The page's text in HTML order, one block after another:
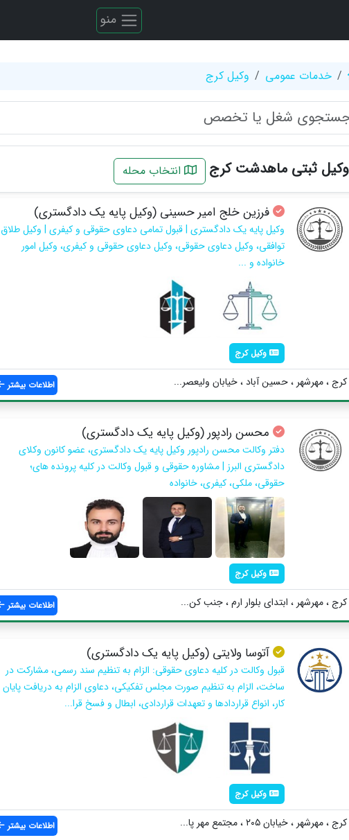
منو
خدمات عمومی وکیل کرج
وکیل ثبتی ماهدشت کرج انتخاب محله
فرزین خلج امیر حسینی (وکیل پایه یک دادگستری)
وکیل پایه یک دادگستری | قبول تمامی دعاوی حقوقی و کیفری | وکیل طلاق
توافقی، وکیل دعاوی حقوقی، وکیل دعاوی حقوقی و کیفری، وکیل امور
خانواده و ...
وکیل کرج
کرج ، مهرشهر ، حسین آباد ، خیابان ولیعصر... اطلاعات بیشتر
محسن رادپور (وکیل پایه یک دادگستری)
دفتر وکالت محسن رادپور وکیل پایه یک دادگستری، عضو کانون وکلای
دادگستری البرز | مشاوره حقوقی و قبول وکالت در کلیه پرونده های؛
حقوقی، ملکی، کیفری، خانواده
وکیل کرج
کرج ، مهرشهر ، ابتدای بلوار ارم ، جنب کن... اطلاعات بیشتر
آتوسا ولایتی (وکیل پایه یک دادگستری)
قبول وكالت در كليه دعاوی حقوقی: الزام به تنظیم سند رسمی، مشارکت در
ساخت، الزام به تنظیم صورت مجلس تفکیکی، دعاوی الزام به دریافت پایان
کار، انواع قراردادها و تعهدات قراردادی، ابطال و فسخ قرا...
وکیل کرج
کرج ، مهرشهر ، خیابان ۲۰۵ ، مجتمع مهر پا... اطلاعات بیشتر